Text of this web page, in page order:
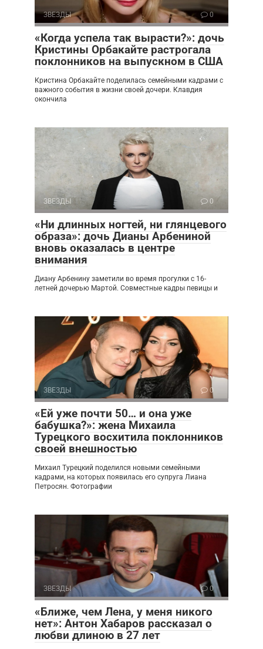
ЗВЕЗДЫ 0
«Когда успела так вырасти?»: дочь
Кристины Орбакайте растрогала
поклонников на выпускном в США
Кристина Орбакайте поделилась семейными кадрами с
важного события в жизни своей дочери. Клавдия
окончила
ЗВЕЗДЫ 0
«Ни длинных ногтей, ни глянцевого
образа»: дочь Дианы Арбениной
вновь оказалась в центре
внимания
Диану Арбенину заметили во время прогулки с 16-
летней дочерью Мартой. Совместные кадры певицы и
ЗВЕЗДЫ 0
«Ей уже почти 50… и она уже
бабушка?»: жена Михаила
Турецкого восхитила поклонников
своей внешностью
Михаил Турецкий поделился новыми семейными
кадрами, на которых появилась его супруга Лиана
Петросян. Фотографии
ЗВЕЗДЫ 0
«Ближе, чем Лена, у меня никого
нет»: Антон Хабаров рассказал о
любви длиною в 27 лет